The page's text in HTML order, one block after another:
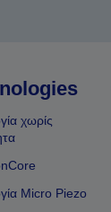
χωρίς
Micro Piezo